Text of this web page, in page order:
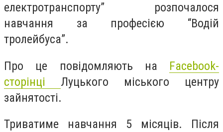
електротранспорту” розпочалося
навчання за професією “Водій
тролейбуса”.
Про це повідомляють на Facebook-
сторінці Луцького міського центру
зайнятості.
Триватиме навчання 5 місяців. Після